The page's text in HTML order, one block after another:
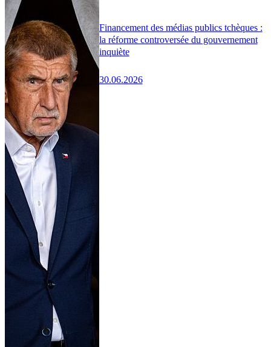
Financement des médias publics tchèques :
la réforme controversée du gouvernement
inquiète
30.06.2026